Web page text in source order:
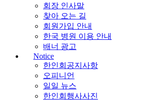
회장 인사말
찾아 오는 길
회원가입 안내
한국 병원 이용 안내
배너 광고
Notice
한인회공지사항
오피니언
일일 뉴스
한인회행사사진